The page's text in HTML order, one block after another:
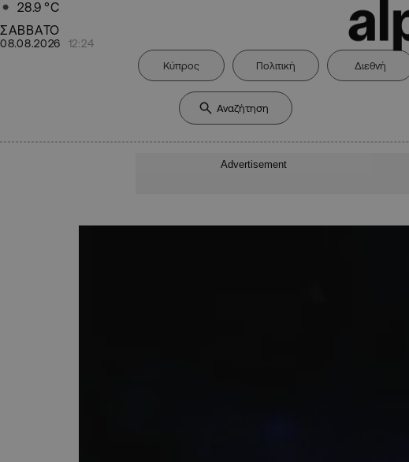
28.9 °C
ΣΑΒΒΑΤΟ
08.08.2026 12:24
Κύπρος Πολιτική Διεθνή
Advertisement